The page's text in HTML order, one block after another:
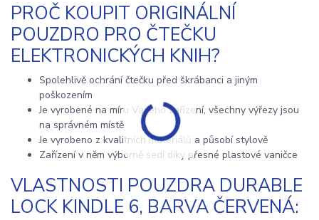
PROČ KOUPIT ORIGINÁLNÍ
POUZDRO PRO ČTEČKU
ELEKTRONICKÝCH KNIH?
Spolehlivě ochrání čtečku před škrábanci a jiným
poškozením
Je vyrobené na míru Vašeho zařízení, všechny výřezy jsou
na správném místě
Je vyrobeno z kvalitních materiálů a působí stylově
Zařízení v něm výborně sedí díky přesné plastové vaničce
VLASTNOSTI POUZDRA DURABLE
LOCK KINDLE 6, BARVA ČERVENÁ: